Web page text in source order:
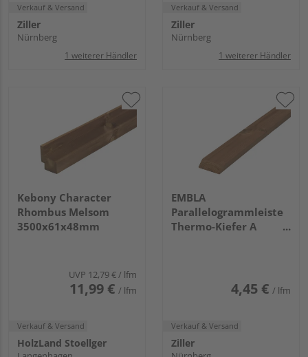
Verkauf & Versand
Ziller
Nürnberg
1 weiterer Händler
Verkauf & Versand
Ziller
Nürnberg
1 weiterer Händler
Kebony Character
Rhombus Melsom
3500x61x48mm
UVP 12,79 €/ lfm
11,99 € / lfm
Verkauf & Versand
HolzLand Stoellger
EMBLA
Parallelogrammleiste
Thermo-Kiefer A
4,45 € / lfm
Verkauf & Versand
Ziller